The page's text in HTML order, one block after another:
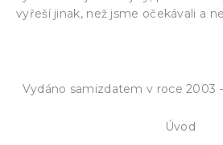
vyřeší jinak, než jsme očekávali a
Vydáno samizdatem v roce 2003
Úvod